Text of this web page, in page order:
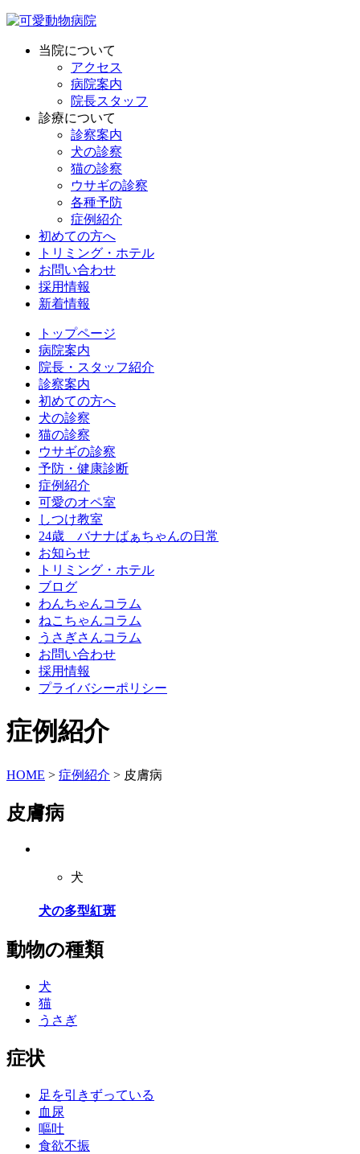
当院について
アクセス
病院案内
院長スタッフ
診療について
診察案内
犬の診察
猫の診察
ウサギの診察
各種予防
症例紹介
初めての方へ
トリミング・ホテル
お問い合わせ
採用情報
新着情報
トップページ
病院案内
院長・スタッフ紹介
診察案内
初めての方へ
犬の診察
猫の診察
ウサギの診察
予防・健康診断
症例紹介
可愛のオペ室
しつけ教室
24歳 バナナばぁちゃんの日常
お知らせ
トリミング・ホテル
ブログ
わんちゃんコラム
ねこちゃんコラム
うさぎさんコラム
お問い合わせ
採用情報
プライバシーポリシー
症例紹介
HOME > 症例紹介 > 皮膚病
皮膚病
犬
犬の多型紅斑
動物の種類
犬
猫
うさぎ
症状
足を引きずっている
血尿
嘔吐
食欲不振